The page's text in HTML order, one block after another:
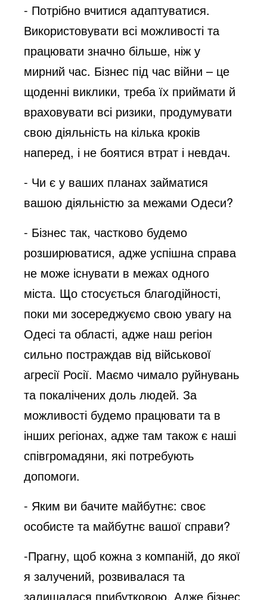
- Потрібно вчитися адаптуватися.
Використовувати всі можливості та
працювати значно більше, ніж у
мирний час. Бізнес під час війни – це
щоденні виклики, треба їх приймати й
враховувати всі ризики, продумувати
свою діяльність на кілька кроків
наперед, і не боятися втрат і невдач.
- Чи є у ваших планах займатися
вашою діяльністю за межами Одеси?
- Бізнес так, частково будемо
розширюватися, адже успішна справа
не може існувати в межах одного
міста. Що стосується благодійності,
поки ми зосереджуємо свою увагу на
Одесі та області, адже наш регіон
сильно постраждав від військової
агресії Росії. Маємо чимало руйнувань
та покалічених доль людей. За
можливості будемо працювати та в
інших регіонах, адже там також є наші
співгромадяни, які потребують
допомоги.
- Яким ви бачите майбутнє: своє
особисте та майбутнє вашої справи?
-Прагну, щоб кожна з компаній, до якої
я залучений, розвивалася та
залишалася прибутковою. Адже бізнес